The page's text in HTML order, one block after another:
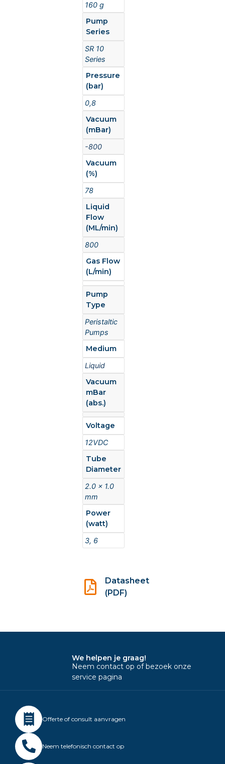
160 g
Pump
Series
SR 10
Series
Pressure
(bar)
0,8
Vacuum
(mBar)
-800
Vacuum
(%)
78
Liquid
Flow
(ML/min)
800
Gas Flow
(L/min)
Pump
Type
Peristaltic
Pumps
Medium
Liquid
Vacuum
mBar
(abs.)
Voltage
12VDC
Tube
Diameter
2.0 x 1.0
mm
Power
(watt)
3, 6
Datasheet
(PDF)
We helpen je graag!
Neem contact op of bezoek onze
service pagina
Offerte of consult aanvragen
Neem telefonisch contact op